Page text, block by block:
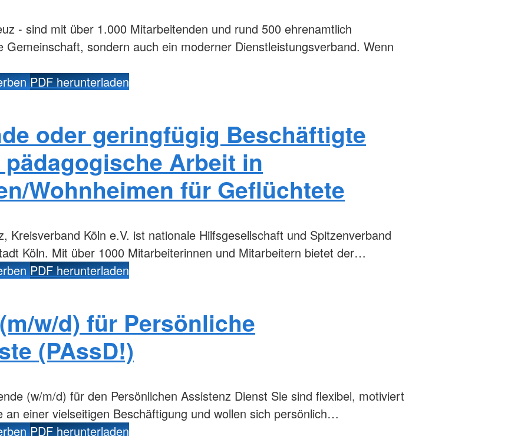
- sind mit über 1.000 Mitarbeitenden und rund 500 ehrenamtlich
Gemeinschaft, sondern auch ein moderner Dienstleistungsverband. Wenn
PDF herunterladen
oder geringfügig Beschäftigte
Arbeit in
Wohnheimen für Geflüchtete
Kreisverband Köln e.V. ist nationale Hilfsgesellschaft und Spitzenverband
Köln. Mit über 1000 Mitarbeiterinnen und Mitarbeitern bietet der…
PDF herunterladen
w/d) für Persönliche
(PAssD!)
(w/m/d) für den Persönlichen Assistenz Dienst Sie sind flexibel, motiviert
an einer vielseitigen Beschäftigung und wollen sich persönlich…
PDF herunterladen